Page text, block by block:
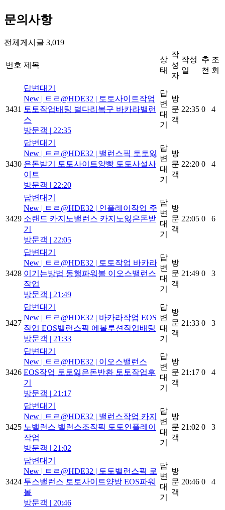
문의사항
전체게시글 3,019
번호 제목
상
태
작
성
자
작성
일
추
천
조
회
3431
답변대기
New | ㅌㄹ@HDE32 | 토토사이트작업
토토작업배팅 별다리복구 바카라밸런
스
방문객 | 22:35
답
변
대
기
방
문
객
22:35 0 4
3430
답변대기
New | ㅌㄹ@HDE32 | 밸런스픽 토토잃
은돈받기 토토사이트양빵 토토사설사
이트
방문객 | 22:20
답
변
대
기
방
문
객
22:20 0 4
3429
답변대기
New | ㅌㄹ@HDE32 | 인플레이작업 주
소랜드 카지노밸런스 카지노잃은돈받
기
방문객 | 22:05
답
변
대
기
방
문
객
22:05 0 6
3428
답변대기
New | ㅌㄹ@HDE32 | 토토작업 바카라
이기는방법 동행파워볼 이오스밸런스
작업
방문객 | 21:49
답
변
대
기
방
문
객
21:49 0 3
3427
답변대기
New | ㅌㄹ@HDE32 | 바카라작업 EOS
작업 EOS밸런스픽 에볼루션작업배팅
방문객 | 21:33
답
변
대
기
방
문
객
21:33 0 3
3426
답변대기
New | ㅌㄹ@HDE32 | 이오스밸런스
EOS작업 토토잃은돈반환 토토작업후
기
방문객 | 21:17
답
변
대
기
방
문
객
21:17 0 4
3425
답변대기
New | ㅌㄹ@HDE32 | 밸런스작업 카지
노밸런스 밸런스조작픽 토토인플레이
작업
방문객 | 21:02
답
변
대
기
방
문
객
21:02 0 3
3424
답변대기
New | ㅌㄹ@HDE32 | 토토밸런스픽 로
투스밸런스 토토사이트양방 EOS파워
볼
방문객 | 20:46
답
변
대
기
방
문
객
20:46 0 4